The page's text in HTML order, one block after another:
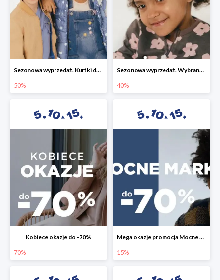
Sezonowa wyprzedaż. Kurtki do -50%
50%
Sezonowa wyprzedaż. Wybrane modele do -40%
40%
Kobiece okazje do -70%
70%
Mega okazje promocja Mocne marki do -70%
15%